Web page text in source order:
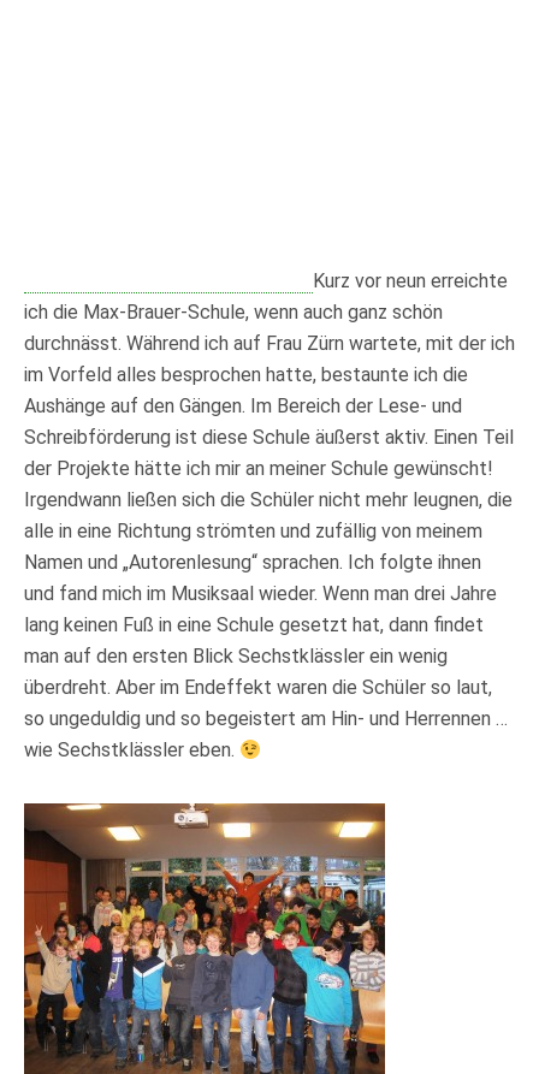
Kurz vor neun erreichte
ich die Max-Brauer-Schule, wenn auch ganz schön
durchnässt. Während ich auf Frau Zürn wartete, mit der ich
im Vorfeld alles besprochen hatte, bestaunte ich die
Aushänge auf den Gängen. Im Bereich der Lese- und
Schreibförderung ist diese Schule äußerst aktiv. Einen Teil
der Projekte hätte ich mir an meiner Schule gewünscht!
Irgendwann ließen sich die Schüler nicht mehr leugnen, die
alle in eine Richtung strömten und zufällig von meinem
Namen und „Autorenlesung“ sprachen. Ich folgte ihnen
und fand mich im Musiksaal wieder. Wenn man drei Jahre
lang keinen Fuß in eine Schule gesetzt hat, dann findet
man auf den ersten Blick Sechstklässler ein wenig
überdreht. Aber im Endeffekt waren die Schüler so laut,
so ungeduldig und so begeistert am Hin- und Herrennen …
wie Sechstklässler eben.